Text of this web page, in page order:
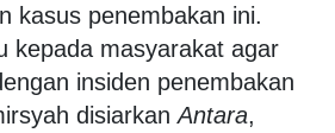
kasus penembakan ini.
kepada masyarakat agar
insiden penembakan
disiarkanAntara,